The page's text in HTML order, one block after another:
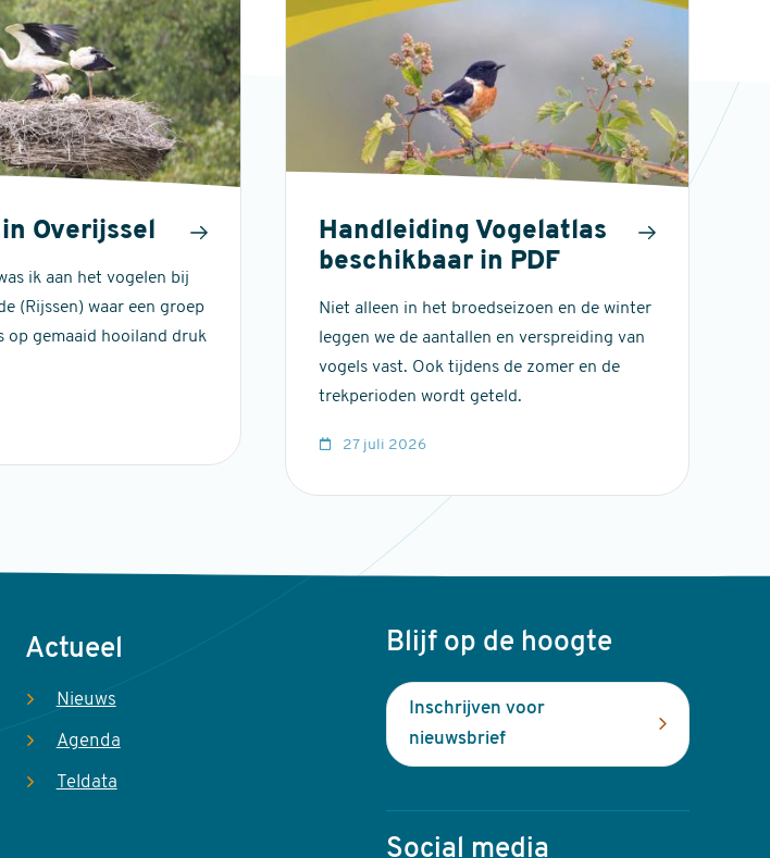
Overijssel
ik aan het vogelen bij
(Rijssen) waar een groep
op gemaaid hooiland druk
Handleiding Vogelatlas
beschikbaar in PDF
Niet alleen in het broedseizoen en de winter
leggen we de aantallen en verspreiding van
vogels vast. Ook tijdens de zomer en de
trekperioden wordt geteld.
27 juli 2026
Actueel
Nieuws
Agenda
Teldata
Blijf op de hoogte
Inschrijven voor
nieuwsbrief
Social media